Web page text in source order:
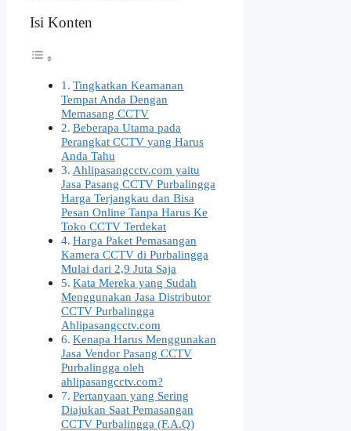
Isi Konten
Tingkatkan Keamanan
Tempat Anda Dengan
Memasang CCTV
Beberapa Utama pada
Perangkat CCTV yang Harus
Anda Tahu
Ahlipasangcctv.com yaitu
Jasa Pasang CCTV Purbalingga
Harga Terjangkau dan Bisa
Pesan Online Tanpa Harus Ke
Toko CCTV Terdekat
Harga Paket Pemasangan
Kamera CCTV di Purbalingga
Mulai dari 2,9 Juta Saja
Kata Mereka yang Sudah
Menggunakan Jasa Distributor
CCTV Purbalingga
Ahlipasangcctv.com
Kenapa Harus Menggunakan
Jasa Vendor Pasang CCTV
Purbalingga oleh
ahlipasangcctv.com?
Pertanyaan yang Sering
Diajukan Saat Pemasangan
CCTV Purbalingga (F.A.Q)